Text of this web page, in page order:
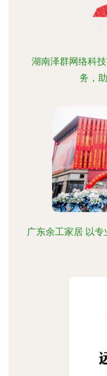
湖南泽群网络科
务，
广东余工家居 以